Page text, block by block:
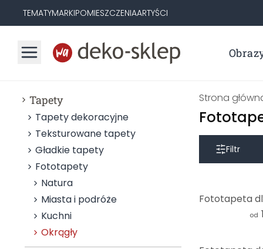
TEMATYMARKIPOMIESZCZENIAARTYŚCI
Tapety
Tapety dekoracyjne
Teksturowane tapety
Gładkie tapety
Fototapety
Natura
Miasta i podróże
Kuchni
Okrągły
Strona
Filtr
od